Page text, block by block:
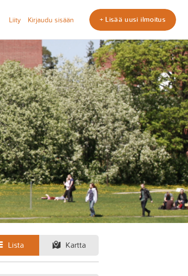
Liity Kirjaudu sisään + Lisää uusi ilmoitus
Lista Kartta